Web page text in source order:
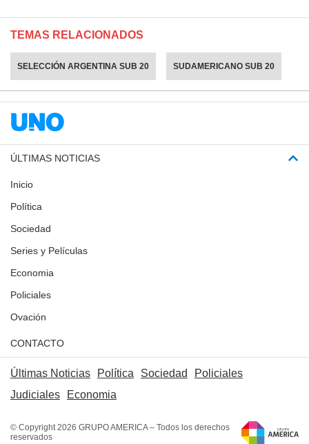
TEMAS RELACIONADOS
SELECCIÓN ARGENTINA SUB 20 SUDAMERICANO SUB 20
ÚLTIMAS NOTICIAS
Inicio
Política
Sociedad
Series y Películas
Economia
Policiales
Ovación
CONTACTO
Últimas Noticias Política Sociedad
Policiales
Judiciales
Economia
© Copyright 2026 GRUPO AMERICA – Todos los derechos
reservados